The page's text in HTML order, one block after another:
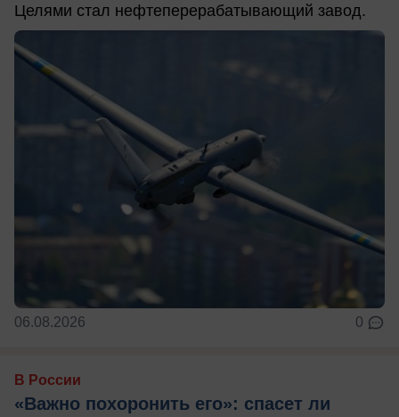
Целями стал нефтеперерабатывающий завод.
06.08.2026 0
В России
«Важно похоронить его»: спасет ли